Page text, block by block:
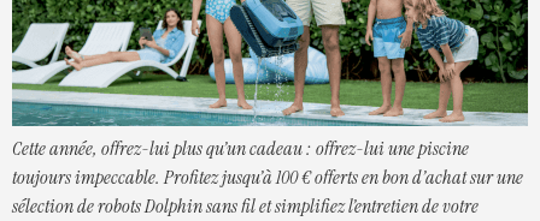
Cette année, offrez-lui plus qu’un cadeau : offrez-lui une piscine
toujours impeccable. Profitez jusqu’à 100 € offerts en bon d’achat sur une
sélection de robots Dolphin sans fil et simplifiez l’entretien de votre